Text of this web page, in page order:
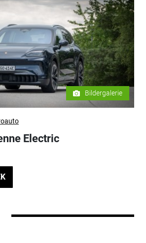
Bildergalerie
Electric